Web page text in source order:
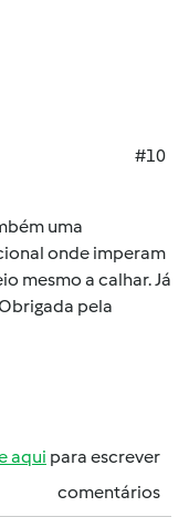
#10
uma
onde imperam
mesmo a calhar. Já
pela
aqui para escrever
comentários